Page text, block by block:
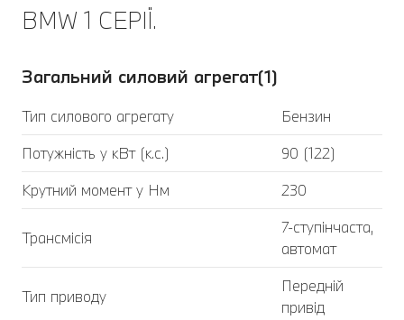
BMW 1 СЕРІЇ.
Загальний силовий агрегат(1)
Тип силового агрегату
Бензин
Потужність у кВт (к.с.)
90 (122)
Крутний момент у Нм
230
Трансмісія
7-ступінчаста,
автомат
Тип приводу
Передній
привід